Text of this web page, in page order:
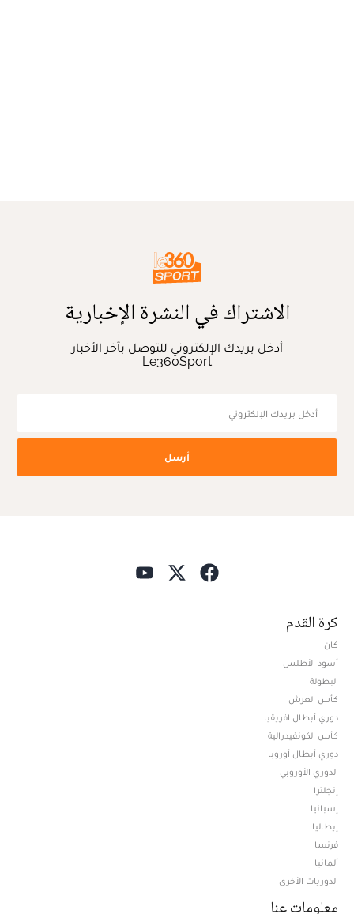
الاشتراك في النشرة الإخبارية
أدخل بريدك الإلكتروني للتوصل بآخر الأخبار
Le360Sport
أرسل
كرة القدم
كان
أسود الأطلس
البطولة
كأس العرش
دوري أبطال افريقيا
كأس الكونفيدرالية
دوري أبطال أوروبا
الدوري الأوروبي
إنجلترا
إسبانيا
إيطاليا
فرنسا
ألمانيا
الدوريات الأخرى
معلومات عنا